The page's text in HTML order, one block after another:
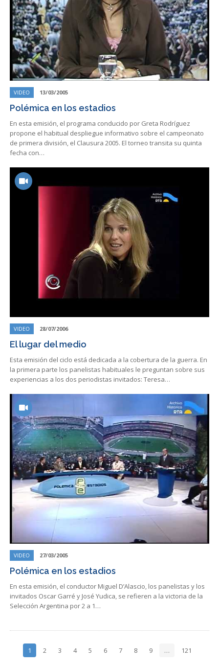
VIDEO 13/03/2005
Polémica en los estadios
En esta emisión, el programa conducido por Greta Rodríguez
propone el habitual despliegue informativo sobre el campeonato
de primera división, el Clausura 2005. El torneo transita su quinta
fecha con…
VIDEO 28/07/2006
El lugar del medio
Esta emisión del ciclo está dedicada a la cobertura de la guerra. En
la primera parte los panelistas habituales le preguntan sobre sus
experiencias a los dos periodistas invitados: Teresa…
VIDEO 27/03/2005
Polémica en los estadios
En esta emisión, el conductor Miguel D’Alascio, los panelistas y los
invitados Oscar Garré y José Yudica, se refieren a la victoria de la
Selección Argentina por 2 a 1…
1 2 3 4 5 6 7 8 9 … 121